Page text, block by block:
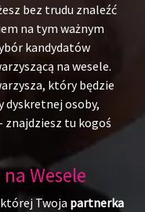
bez trudu znaleźć
na tym ważnym
kandydatów
na wesele.
który będzie
dyskretnej osoby,
znajdziesz tu kogoś
Wesele
której Twoja partnerka